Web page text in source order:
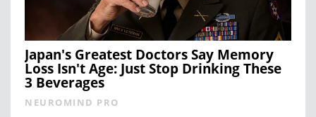
Japan's Greatest Doctors Say Memory
Loss Isn't Age: Just Stop Drinking These
3 Beverages
NEUROMIND PRO